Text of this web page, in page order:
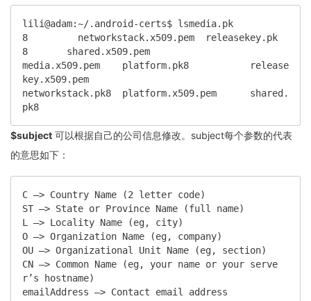
lili@adam:~/.android-certs$ lsmedia.pk
8         networkstack.x509.pem  releasekey.pk
8       shared.x509.pem
media.x509.pem    platform.pk8           release
key.x509.pem
networkstack.pk8  platform.x509.pem      shared.
pk8
$subject 可以根据自己的公司信息修改。subject每个参数的代表
的意思如下：
C —> Country Name (2 letter code)
ST —> State or Province Name (full name)
L —> Locality Name (eg, city)
O —> Organization Name (eg, company)
OU —> Organizational Unit Name (eg, section)
CN —> Common Name (eg, your name or your serve
r’s hostname)
emailAddress —> Contact email address